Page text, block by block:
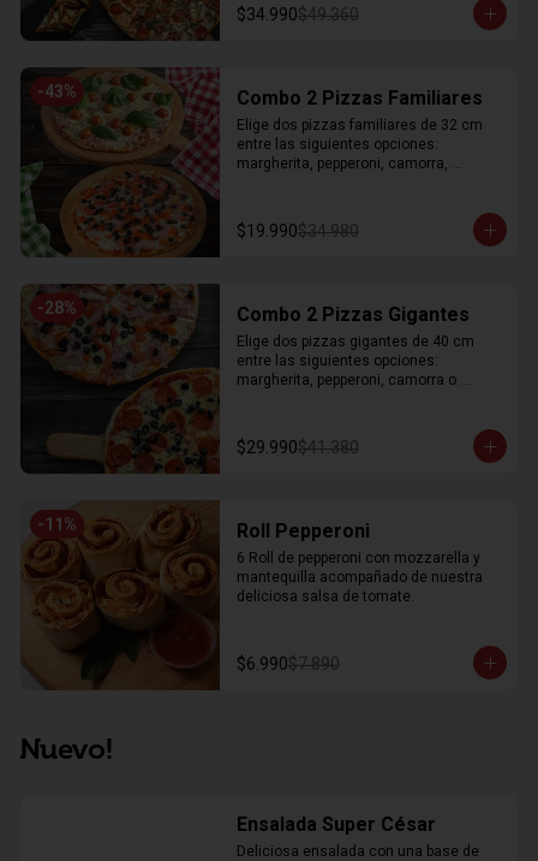
$34.990$49.360
-43% Combo 2 Pizzas Familiares
Elige dos pizzas familiares de 32 cm
entre las siguientes opciones:
margherita, pepperoni, camorra,
$19.990$34.980
-28% Combo 2 Pizzas Gigantes
Elige dos pizzas gigantes de 40 cm
entre las siguientes opciones:
margherita, pepperoni, camorra o
$29.990$41.380
-11 % Roll Pepperoni
6 Roll de pepperoni con mozzarella y
mantequilla acompañado de nuestra
deliciosa salsa de tomate.
$6.990$7.890
Nuevo!
Ensalada Super César
Deliciosa ensalada con una base de